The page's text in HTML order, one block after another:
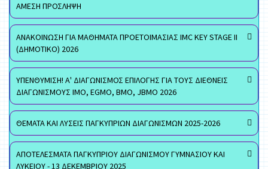
ΑΜΕΣΗ ΠΡΟΣΛΗΨΗ
ΑΝΑΚΟΙΝΩΣΗ ΓΙΑ ΜΑΘΗΜΑΤΑ ΠΡΟΕΤΟΙΜΑΣΙΑΣ IMC KEY STAGE II
(ΔΗΜΟΤΙΚΟ) 2026
ΥΠΕΝΘΥΜΙΣΗ! Α' ΔΙΑΓΩΝΙΣΜΟΣ ΕΠΙΛΟΓΗΣ ΓΙΑ ΤΟΥΣ ΔΙΕΘΝΕΙΣ
ΔΙΑΓΩΝΙΣΜΟΥΣ ΙΜΟ, EGMO, ΒΜΟ, JBMO 2026
ΘΕΜΑΤΑ ΚΑΙ ΛΥΣΕΙΣ ΠΑΓΚΥΠΡΙΩΝ ΔΙΑΓΩΝΙΣΜΩΝ 2025-2026
ΑΠΟΤΕΛΕΣΜΑΤΑ ΠΑΓΚΥΠΡΙΟΥ ΔΙΑΓΩΝΙΣΜΟΥ ΓΥΜΝΑΣΙΟΥ ΚΑΙ
ΛΥΚΕΙΟΥ - 13 ΔΕΚΕΜΒΡΙΟΥ 2025